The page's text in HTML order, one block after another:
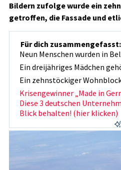
Bildern zufolge wurde ein
getroffen, die Fassade und
Für dich zusammengefasst:
Neun Menschen wurden in
Ein dreijähriges Mädchen
Ein zehnstöckiger
Krisengewinner „Made in
Diese 3 deutschen
Blick behalten! (hier klicken)